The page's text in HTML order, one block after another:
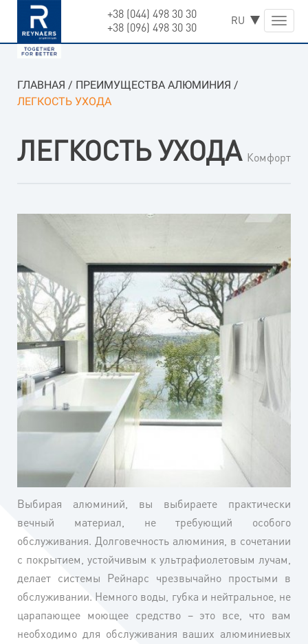
Toggle
content
+38 (044) 498 30 30
+38 (096) 498 30 30
ГЛАВНАЯ / ПРЕИМУЩЕСТВА АЛЮМИНИЯ /
ЛЕГКОСТЬ УХОДА
ЛЕГКОСТЬ УХОДА Комфорт
Выбирая алюминий, вы выбираете практически
вечный материал, не требующий особого
обслуживания. Долговечность алюминия, в сочетании
с покрытием, устойчивым к ультрафиолетовым лучам,
делает системы Рейнарс чрезвычайно простыми в
обслуживании. Немного воды, губка и нейтральное, не
царапающее моющее средство – это все, что вам
необходимо для обслуживания ваших алюминиевых